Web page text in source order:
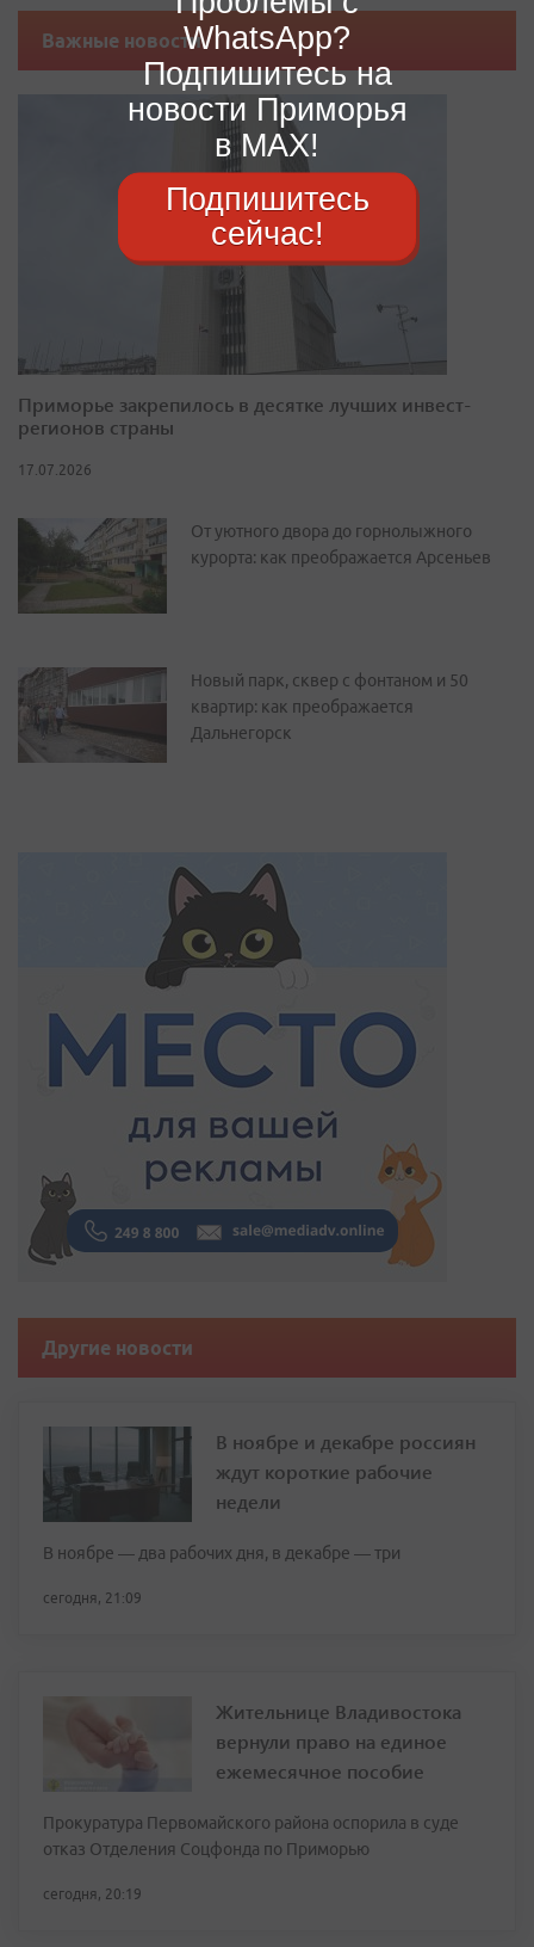
Важные новости
Приморье закрепилось в десятке лучших инвест-
регионов страны
17.07.2026
От уютного двора до горнолыжного
курорта: как преображается Арсеньев
Новый парк, сквер с фонтаном и 50
квартир: как преображается
Дальнегорск
Другие новости
В ноябре и декабре россиян
ждут короткие рабочие
недели
В ноябре — два рабочих дня, в декабре — три
сегодня, 21:09
Жительнице Владивостока
вернули право на единое
ежемесячное пособие
Прокуратура Первомайского района оспорила в суде
отказ Отделения Соцфонда по Приморью
сегодня, 20:19
WhatsApp?
Подпишитесь на
новости Приморья
в MAX!
Подпишитесь
сейчас!